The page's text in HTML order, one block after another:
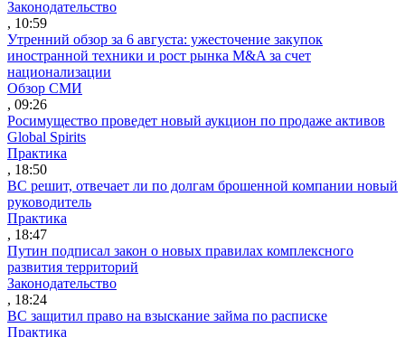
Законодательство
, 10:59
Утренний обзор за 6 августа: ужесточение закупок
иностранной техники и рост рынка M&A за счет
национализации
Обзор СМИ
, 09:26
Росимущество проведет новый аукцион по продаже активов
Global Spirits
Практика
, 18:50
ВС решит, отвечает ли по долгам брошенной компании новый
руководитель
Практика
, 18:47
Путин подписал закон о новых правилах комплексного
развития территорий
Законодательство
, 18:24
ВС защитил право на взыскание займа по расписке
Практика